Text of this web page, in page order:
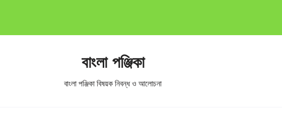
বাংলা পঞ্জিকা
বাংলা পঞ্জিকা বিষয়ক নিবন্ধ ও আলোচনা